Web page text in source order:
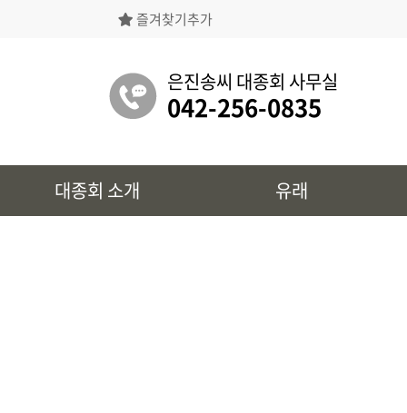
즐겨찾기추가
은진송씨 대종회 사무실
042-256-0835
대종회 소개 유래
유래
시조 및 보관유리, 선대묘역을